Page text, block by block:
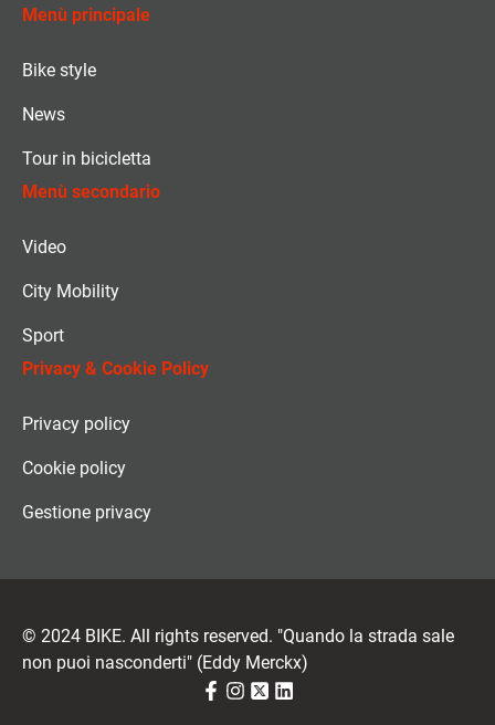
Menù principale
Bike style
News
Tour in bicicletta
Menù secondario
Video
City Mobility
Sport
Privacy & Cookie Policy
Privacy policy
Cookie policy
Gestione privacy
© 2024 BIKE. All rights reserved. "Quando la strada sale
non puoi nasconderti" (Eddy Merckx)